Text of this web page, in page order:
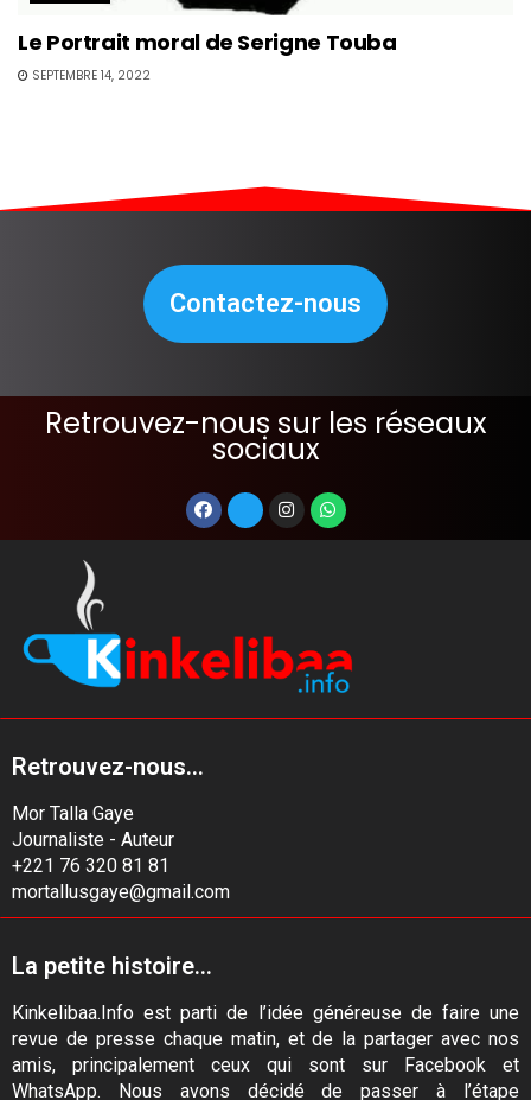
Le Portrait moral de Serigne Touba
SEPTEMBRE 14, 2022
Contactez-nous
Retrouvez-nous sur les réseaux
sociaux
Retrouvez-nous...
Mor Talla Gaye
Journaliste - Auteur
+221 76 320 81 81
mortallusgaye@gmail.com
La petite histoire...
Kinkelibaa.Info est parti de l’idée généreuse de faire une
revue de presse chaque matin, et de la partager avec nos
amis, principalement ceux qui sont sur Facebook et
WhatsApp. Nous avons décidé de passer à l’étape